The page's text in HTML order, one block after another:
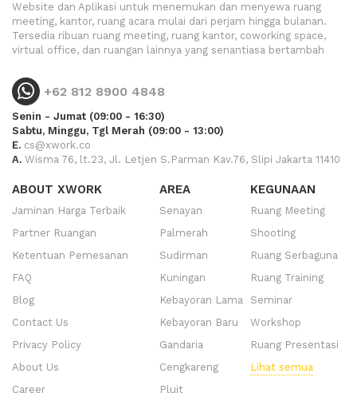
Website dan Aplikasi untuk menemukan dan menyewa ruang
meeting, kantor, ruang acara mulai dari perjam hingga bulanan.
Tersedia ribuan ruang meeting, ruang kantor, coworking space,
virtual office, dan ruangan lainnya yang senantiasa bertambah
+62 812 8900 4848
Senin - Jumat (09:00 - 16:30)
Sabtu, Minggu, Tgl Merah (09:00 - 13:00)
E. cs@xwork.co
A. Wisma 76, lt.23, Jl. Letjen S.Parman Kav.76, Slipi Jakarta 11410
ABOUT XWORK
Jaminan Harga Terbaik
Partner Ruangan
Ketentuan Pemesanan
FAQ
Blog
Contact Us
Privacy Policy
About Us
Career
AREA
Senayan
Palmerah
Sudirman
Kuningan
Kebayoran Lama
Kebayoran Baru
Gandaria
Cengkareng
Pluit
KEGUNAAN
Ruang Meeting
Shooting
Ruang Serbaguna
Ruang Training
Seminar
Workshop
Ruang Presentasi
Lihat semua